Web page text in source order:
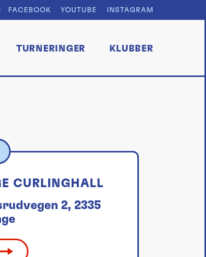
FACEBOOK YOUTUBE INSTAGRAM
TURNERINGER KLUBBER
CURLINGHALL
2, 2335